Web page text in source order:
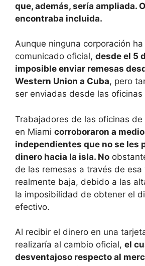
que, además, sería ampliada.
encontraba incluida.
Aunque ninguna corporación
comunicado oficial, desde el 5
imposible enviar remesas
Western Union a Cuba, pero
ser enviadas desde las
Trabajadores de las oficinas de
en Miami corroboraron a
independientes que no se les
dinero hacia la isla. No
de las remesas a través de esa
realmente baja, debido a las
la imposibilidad de obtener el
efectivo.
Al recibir el dinero en una
realizaría al cambio oficial, el
desventajoso respecto al